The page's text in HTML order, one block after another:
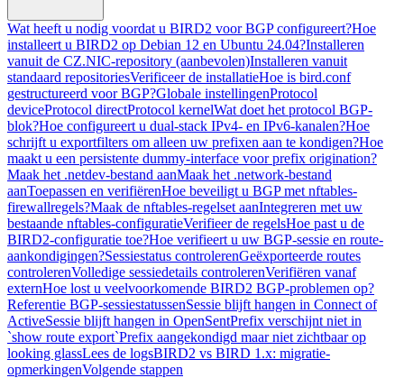
Wat heeft u nodig voordat u BIRD2 voor BGP configureert?Hoe
installeert u BIRD2 op Debian 12 en Ubuntu 24.04?Installeren
vanuit de CZ.NIC-repository (aanbevolen)Installeren vanuit
standaard repositoriesVerificeer de installatieHoe is bird.conf
gestructureerd voor BGP?Globale instellingenProtocol
deviceProtocol directProtocol kernelWat doet het protocol BGP-
blok?Hoe configureert u dual-stack IPv4- en IPv6-kanalen?Hoe
schrijft u exportfilters om alleen uw prefixen aan te kondigen?Hoe
maakt u een persistente dummy-interface voor prefix origination?
Maak het .netdev-bestand aanMaak het .network-bestand
aanToepassen en verifiërenHoe beveiligt u BGP met nftables-
firewallregels?Maak de nftables-regelset aanIntegreren met uw
bestaande nftables-configuratieVerifieer de regelsHoe past u de
BIRD2-configuratie toe?Hoe verifieert u uw BGP-sessie en route-
aankondigingen?Sessiestatus controlerenGeëxporteerde routes
controlerenVolledige sessiedetails controlerenVerifiëren vanaf
externHoe lost u veelvoorkomende BIRD2 BGP-problemen op?
Referentie BGP-sessiestatussenSessie blijft hangen in Connect of
ActiveSessie blijft hangen in OpenSentPrefix verschijnt niet in
`show route export`Prefix aangekondigd maar niet zichtbaar op
looking glassLees de logsBIRD2 vs BIRD 1.x: migratie-
opmerkingenVolgende stappen